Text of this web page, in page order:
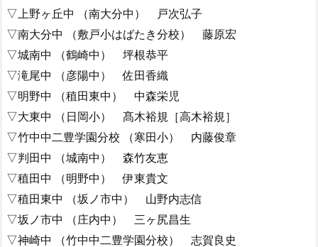
▽上野ヶ丘中 （南大分中） 戸次弘子
▽南大分中 （敷戸小はばたき分校） 藤原宏
▽城南中 （鶴崎中） 坪根恭平
▽滝尾中 （彦陽中） 佐田香織
▽明野中 （稙田東中） 中森栄児
▽大東中 （日岡小） 髙木裕規［高木裕規］
▽竹中中二豊学園分校 （寒田小） 内藤俊章
▽判田中 （城南中） 森竹友恵
▽稙田中 （明野中） 伊東貴文
▽稙田東中 （坂ノ市中） 山野内志信
▽坂ノ市中 （庄内中） 三ヶ尻昌生
▽神崎中 （竹中中二豊学園分校） 志賀良史